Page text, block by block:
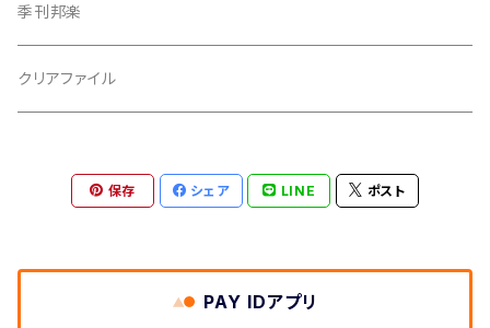
撥皮・撥皮のり
胴板
つや布巾
季刊邦楽
クリアファイル
保存 シェア LINE ポスト
PAY IDアプリ